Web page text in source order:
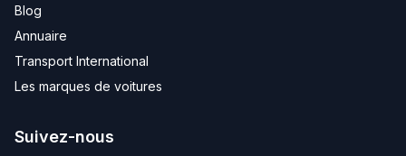
Blog
Annuaire
Transport International
Les marques de voitures
Suivez-nous